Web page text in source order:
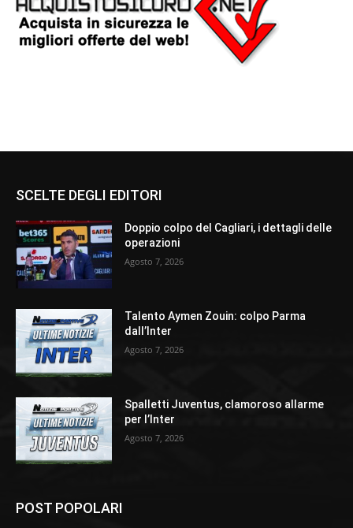
SCELTE DEGLI EDITORI
Doppio colpo del Cagliari, i dettagli delle
operazioni
Agosto 7, 2026
Talento Aymen Zouin: colpo Parma
dall’Inter
Agosto 7, 2026
Spalletti Juventus, clamoroso allarme
per l’Inter
Agosto 7, 2026
POST POPOLARI